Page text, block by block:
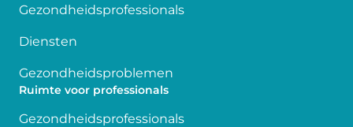
Gezondheidsprofessionals
Diensten
Gezondheidsproblemen
Ruimte voor professionals
Gezondheidsprofessionals